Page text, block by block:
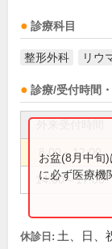
診療科目
整形外科 リウ
診療/受付時間
8:00～12:00
14:00～17:00
お盆(8月中旬
に必ず医療機
休診日: 土、日、